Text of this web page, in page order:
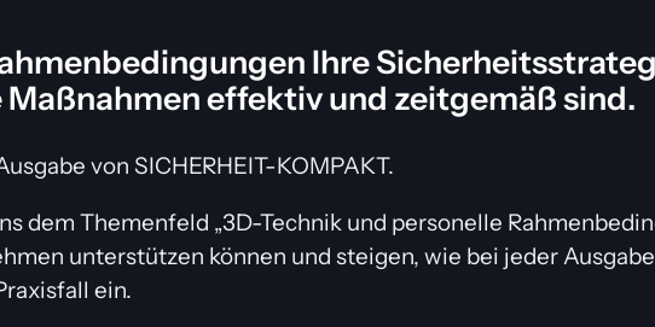
Ihre
Maßnahmen effektiv und zeitgemäß sind.
von SICHERHEIT-KOMPAKT.
dem Themenfeld „3D-Technik und personelle
unterstützen können und steigen, wie bei jeder Ausgabe
ein.